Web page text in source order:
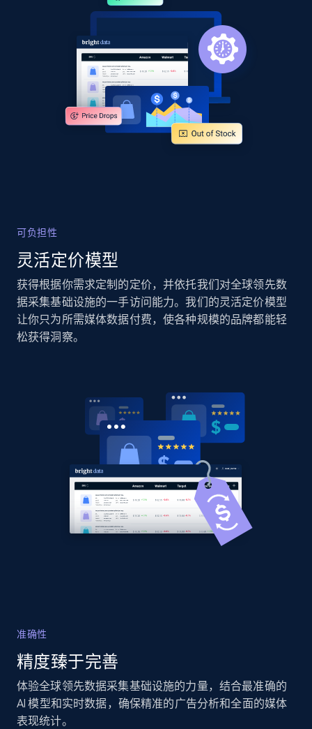
Rating, Reviews count, Images, Variations, and
2.4K+ 200+ 立即开始
Google Shopping - collects products from
2.4K+
Home Depot US
URL, Domain, Country code, Model number,
Sku, Product id, Product name, Manufacturer,
355+ 立即开始
Home Depot US - Gather data on products
using specified keywords
URL, Domain, Country code, Model number,
Sku, Product id, Product name, Manufacturer,
and more.
Home Depot US - Discover products by
specified URL
URL, Domain, Country code, Model number,
Sku, Product id, Product name, Manufacturer,
and more.
可负担性
灵活定价模型
获得根据你需求定制的定价，并依托我们对全球领先数
据采集基础设施的一手访问能力。我们的灵活定价模型
让你只为所需媒体数据付费，使各种规模的品牌都能轻
松获得洞察。
准确性
精度臻于完善
体验全球领先数据采集基础设施的力量，结合最准确的
AI 模型和实时数据，确保精准的广告分析和全面的媒体
表现统计。